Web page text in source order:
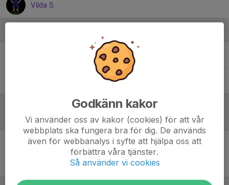
Vilda S.
Tränare
Tränare
Referat
Inget referat skrivet
Godkänn kakor
Vi använder oss av kakor (cookies) för att vår
webbplats ska fungera bra för dig. De används
även för webbanalys i syfte att hjälpa oss att
förbättra våra tjänster.
Så använder vi cookies